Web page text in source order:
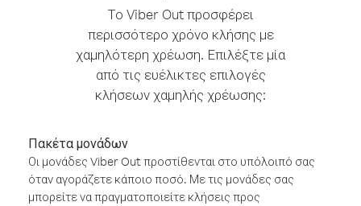
Το Viber Out προσφέρει
περισσότερο χρόνο κλήσης με
χαμηλότερη χρέωση. Επιλέξτε μία
από τις ευέλικτες επιλογές
κλήσεων χαμηλής χρέωσης:
Πακέτα μονάδων
Οι μονάδες Viber Out προστίθενται στο υπόλοιπό σας
όταν αγοράζετε κάποιο ποσό. Με τις μονάδες σας
μπορείτε να πραγματοποιείτε κλήσεις προς